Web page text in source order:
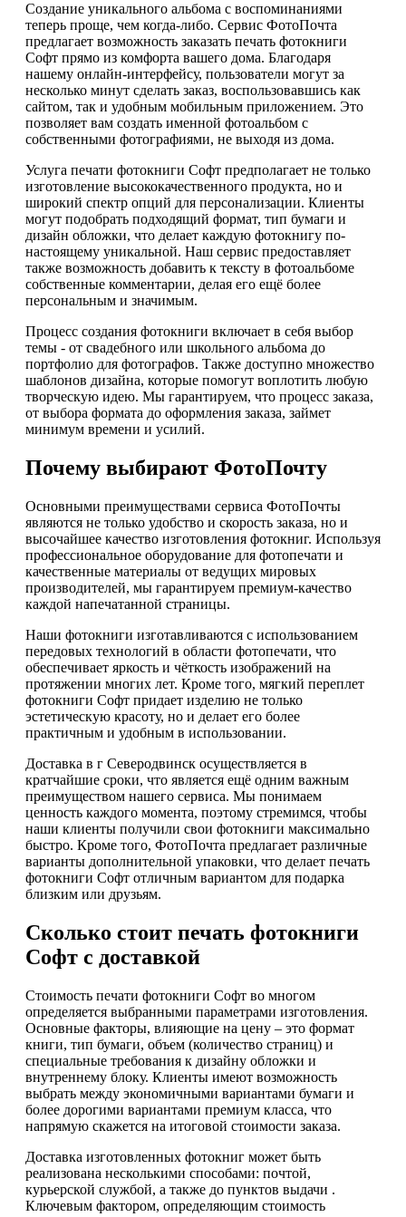
Создание уникального альбома с воспоминаниями
теперь проще, чем когда-либо. Сервис ФотоПочта
предлагает возможность заказать печать фотокниги
Софт прямо из комфорта вашего дома. Благодаря
нашему онлайн-интерфейсу, пользователи могут за
несколько минут сделать заказ, воспользовавшись как
сайтом, так и удобным мобильным приложением. Это
позволяет вам создать именной фотоальбом с
собственными фотографиями, не выходя из дома.
Услуга печати фотокниги Софт предполагает не только
изготовление высококачественного продукта, но и
широкий спектр опций для персонализации. Клиенты
могут подобрать подходящий формат, тип бумаги и
дизайн обложки, что делает каждую фотокнигу по-
настоящему уникальной. Наш сервис предоставляет
также возможность добавить к тексту в фотоальбоме
собственные комментарии, делая его ещё более
персональным и значимым.
Процесс создания фотокниги включает в себя выбор
темы - от свадебного или школьного альбома до
портфолио для фотографов. Также доступно множество
шаблонов дизайна, которые помогут воплотить любую
творческую идею. Мы гарантируем, что процесс заказа,
от выбора формата до оформления заказа, займет
минимум времени и усилий.
Почему выбирают ФотоПочту
Основными преимуществами сервиса ФотоПочты
являются не только удобство и скорость заказа, но и
высочайшее качество изготовления фотокниг. Используя
профессиональное оборудование для фотопечати и
качественные материалы от ведущих мировых
производителей, мы гарантируем премиум-качество
каждой напечатанной страницы.
Наши фотокниги изготавливаются с использованием
передовых технологий в области фотопечати, что
обеспечивает яркость и чёткость изображений на
протяжении многих лет. Кроме того, мягкий переплет
фотокниги Софт придает изделию не только
эстетическую красоту, но и делает его более
практичным и удобным в использовании.
Доставка в г Северодвинск осуществляется в
кратчайшие сроки, что является ещё одним важным
преимуществом нашего сервиса. Мы понимаем
ценность каждого момента, поэтому стремимся, чтобы
наши клиенты получили свои фотокниги максимально
быстро. Кроме того, ФотоПочта предлагает различные
варианты дополнительной упаковки, что делает печать
фотокниги Софт отличным вариантом для подарка
близким или друзьям.
Сколько стоит печать фотокниги
Софт с доставкой
Стоимость печати фотокниги Софт во многом
определяется выбранными параметрами изготовления.
Основные факторы, влияющие на цену – это формат
книги, тип бумаги, объем (количество страниц) и
специальные требования к дизайну обложки и
внутреннему блоку. Клиенты имеют возможность
выбрать между экономичными вариантами бумаги и
более дорогими вариантами премиум класса, что
напрямую скажется на итоговой стоимости заказа.
Доставка изготовленных фотокниг может быть
реализована несколькими способами: почтой,
курьерской службой, а также до пунктов выдачи .
Ключевым фактором, определяющим стоимость